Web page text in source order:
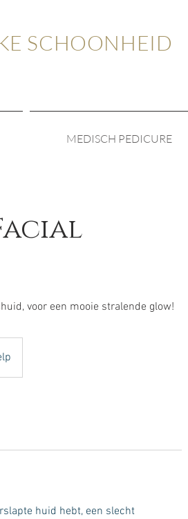
SCHOONHEID
MEDISCH PEDICURE
voor een mooie stralende glow!
huid hebt, een slecht